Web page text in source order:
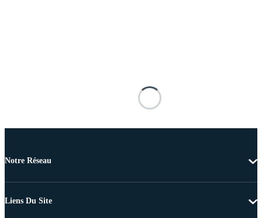
Notre Réseau
Liens Du Site